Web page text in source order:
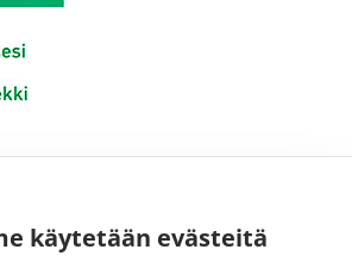
käytetään evästeitä